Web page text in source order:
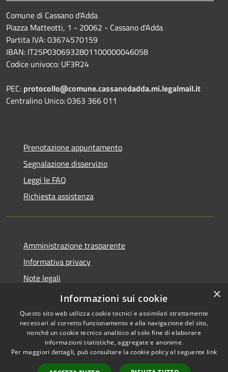
Comune di Cassano d'Adda
Piazza Matteotti, 1 - 20062 - Cassano d'Adda
Partita IVA: 03674570159
IBAN: IT25P0306932801100000046058
Codice univoco: UF3R24
PEC: protocollo@comune.cassanodadda.mi.legalmail.it
Centralino Unico: 0363 366 011
Prenotazione appuntamento
Segnalazione disservizio
Leggi le FAQ
Richiesta assistenza
Amministrazione trasparente
Informativa privacy
Note legali
Dichiarazione di accessibilità
Accessibilità
Copyright © 2026 • Comune di
Cassano d'Adda • Powered by
×
Informazioni sui cookie
Questo sito web utilizza cookie tecnici e assimilati strettamente
necessari al corretto funzionamento e alla navigazione del sito,
nonché un cookie tecnico analitico al solo fine di elaborare
informazioni statistiche, aggregate e anonime.
Per maggiori dettagli, può consultare la cookie policy al seguente link